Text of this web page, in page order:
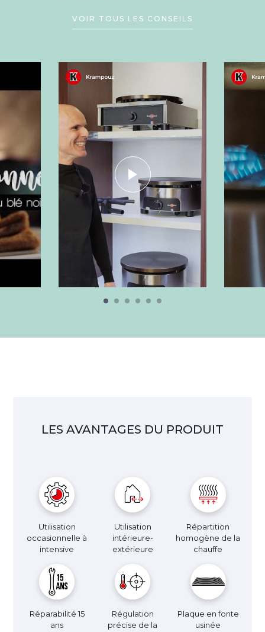
VOIR TOUS LES CONSEILS
LES AVANTAGES DU PRODUIT
Utilisation
occasionnelle à
intensive
Utilisation
intérieure-
extérieure
Répartition
homogène de la
chauffe
Réparabilité 15
ans
Régulation
précise de la
Plaque en fonte
usinée